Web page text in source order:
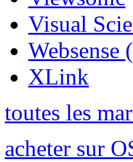
Visual
XLink
toutes les
acheter sur